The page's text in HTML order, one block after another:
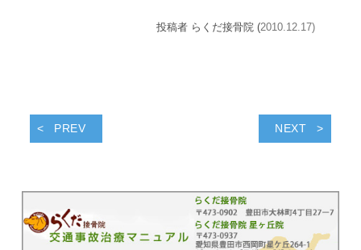
投稿者 らくだ接骨院 (2010.12.17)
PREV NEXT